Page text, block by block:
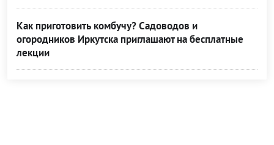
Как приготовить комбучу? Садоводов и
огородников Иркутска приглашают на бесплатные
лекции